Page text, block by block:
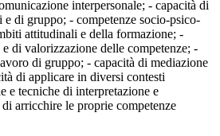
interpersonale; - capacità di
di gruppo; - competenze socio-psico-
attitudinali e della formazione; -
di valorizzazione delle competenze; -
di gruppo; - capacità di mediazione
di applicare in diversi contesti
e tecniche di interpretazione e
arricchire le proprie competenze